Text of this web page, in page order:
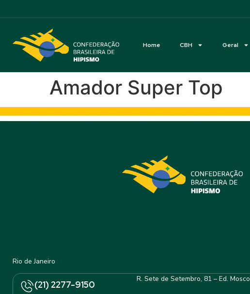
Home CBH Geral
Amador Super Top
Rio de Janeiro
(21) 2277-9150
R. Sete de Setembro, 81 – Ed.